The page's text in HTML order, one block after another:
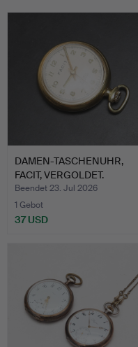
DAMEN-TASCHENUHR,
FACIT, VERGOLDET.
Beendet 23. Jul 2026
1 Gebot
37 USD